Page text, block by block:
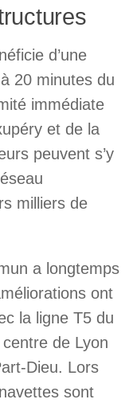
d’une
20 minutes du
immédiate
et de la
peuvent s’y
milliers de
a longtemps
ont
la ligne T5 du
de Lyon
Dieu. Lors
sont